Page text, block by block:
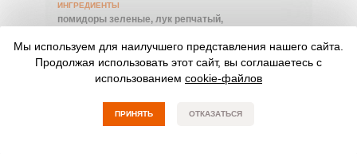
заготовки является ее
пикантная нотка кислинки.
ИНГРЕДИЕНТЫ
помидоры зеленые, лук репчатый,
соль,сахар-песок
188.67 кКал 15894
Мы используем для наилучшего представления нашего сайта.
Продолжая использовать этот сайт, вы соглашаетесь с
использованием cookie-файлов
ПРИНЯТЬ ОТКАЗАТЬСЯ